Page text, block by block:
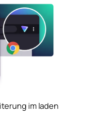
im laden